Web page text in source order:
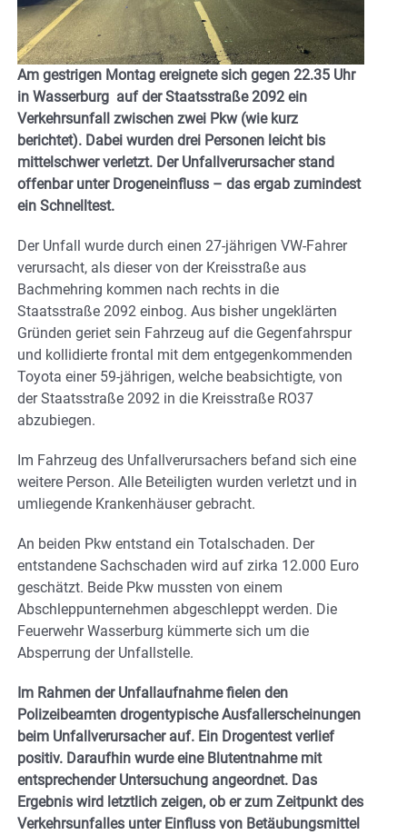
Am gestrigen Montag ereignete sich gegen 22.35 Uhr
in Wasserburg auf der Staatsstraße 2092 ein
Verkehrsunfall zwischen zwei Pkw (wie kurz
berichtet). Dabei wurden drei Personen leicht bis
mittelschwer verletzt. Der Unfallverursacher stand
offenbar unter Drogeneinfluss – das ergab zumindest
ein Schnelltest.
Der Unfall wurde durch einen 27-jährigen VW-Fahrer
verursacht, als dieser von der Kreisstraße aus
Bachmehring kommen nach rechts in die
Staatsstraße 2092 einbog. Aus bisher ungeklärten
Gründen geriet sein Fahrzeug auf die Gegenfahrspur
und kollidierte frontal mit dem entgegenkommenden
Toyota einer 59-jährigen, welche beabsichtigte, von
der Staatsstraße 2092 in die Kreisstraße RO37
abzubiegen.
Im Fahrzeug des Unfallverursachers befand sich eine
weitere Person. Alle Beteiligten wurden verletzt und in
umliegende Krankenhäuser gebracht.
An beiden Pkw entstand ein Totalschaden. Der
entstandene Sachschaden wird auf zirka 12.000 Euro
geschätzt. Beide Pkw mussten von einem
Abschleppunternehmen abgeschleppt werden. Die
Feuerwehr Wasserburg kümmerte sich um die
Absperrung der Unfallstelle.
Im Rahmen der Unfallaufnahme fielen den
Polizeibeamten drogentypische Ausfallerscheinungen
beim Unfallverursacher auf. Ein Drogentest verlief
positiv. Daraufhin wurde eine Blutentnahme mit
entsprechender Untersuchung angeordnet. Das
Ergebnis wird letztlich zeigen, ob er zum Zeitpunkt des
Verkehrsunfalles unter Einfluss von Betäubungsmittel